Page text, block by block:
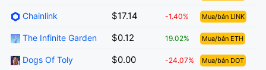
Chainlink $17.14 -1.40% Mua/bán LINK
The Infinite Garden $0.12 19.02% Mua/bán ETH
Dogs Of Toly $0.00 -24.07% Mua/bán DOT